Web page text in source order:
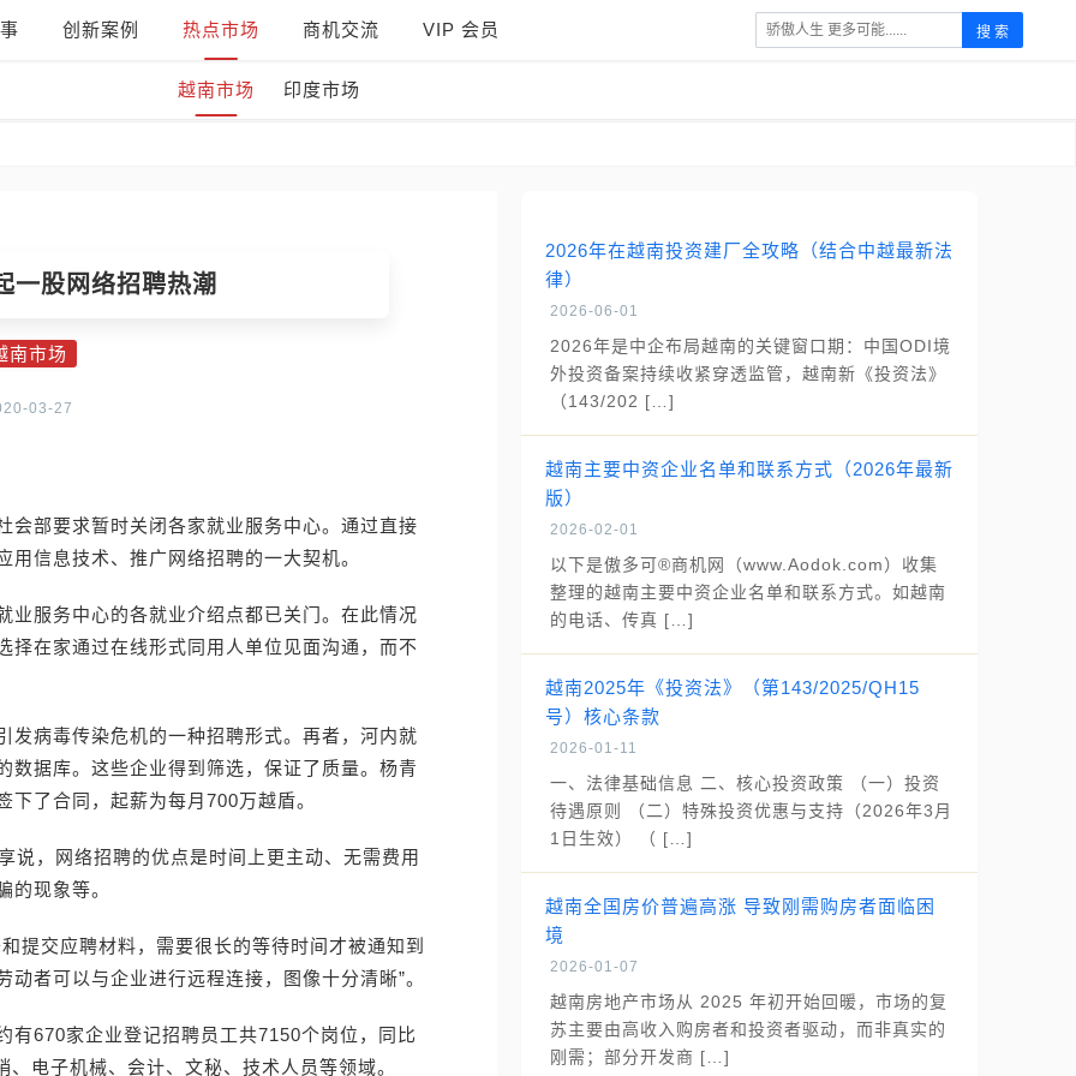
创新案例 热点市场 商机交流 VIP 会员 搜 索
越南市场 印度市场
一股网络招聘热潮
南市场
03-27
会部要求暂时关闭各家就业服务中心。通过直接
信息技术、推广网络招聘的一大契机。
业服务中心的各就业介绍点都已关门。在此情况
择在家通过在线形式同用人单位见面沟通，而不
发病毒传染危机的一种招聘形式。再者，河内就
数据库。这些企业得到筛选，保证了质量。杨青
了合同，起薪为每月700万越盾。
说，网络招聘的优点是时间上更主动、无需费用
的现象等。
提交应聘材料，需要很长的等待时间才被通知到
者可以与企业进行远程连接，图像十分清晰”。
有670家企业登记招聘员工共7150个岗位，同比
电子机械、会计、文秘、技术人员等领域。
2026年在越南投资建厂全攻略（结合中越最新法
律）
2026-06-01
2026年是中企布局越南的关键窗口期：中国ODI境
外投资备案持续收紧穿透监管，越南新《投资法》
（143/202 […]
越南主要中资企业名单和联系方式（2026年最新
版）
2026-02-01
以下是傲多可®商机网（www.Aodok.com）收集
整理的越南主要中资企业名单和联系方式。如越南
的电话、传真 […]
越南2025年《投资法》（第143/2025/QH15
号）核心条款
2026-01-11
一、法律基础信息 二、核心投资政策 （一）投资
待遇原则 （二）特殊投资优惠与支持（2026年3月
1日生效） （ […]
越南全国房价普遍高涨 导致刚需购房者面临困
境
2026-01-07
越南房地产市场从 2025 年初开始回暖，市场的复
苏主要由高收入购房者和投资者驱动，而非真实的
刚需；部分开发商 […]